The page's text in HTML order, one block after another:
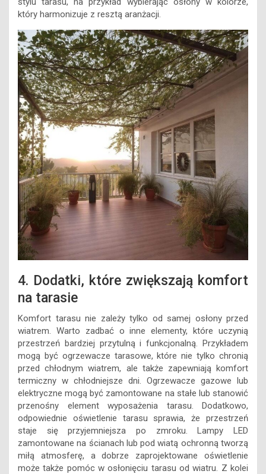
który harmonizuje z resztą aranżacji.
4. Dodatki, które zwiększają komfort
na tarasie
Komfort tarasu nie zależy tylko od samej osłony przed
wiatrem. Warto zadbać o inne elementy, które uczynią
przestrzeń bardziej przytulną i funkcjonalną. Przykładem
mogą być ogrzewacze tarasowe, które nie tylko chronią
przed chłodnym wiatrem, ale także zapewniają komfort
termiczny w chłodniejsze dni. Ogrzewacze gazowe lub
elektryczne mogą być zamontowane na stałe lub stanowić
przenośny element wyposażenia tarasu. Dodatkowo,
odpowiednie oświetlenie tarasu sprawia, że przestrzeń
staje się przyjemniejsza po zmroku. Lampy LED
zamontowane na ścianach lub pod wiatą ochronną tworzą
miłą atmosferę, a dobrze zaprojektowane oświetlenie
może także pomóc w osłonięciu tarasu od wiatru. Z kolei